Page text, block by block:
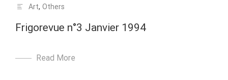
Art, Others
Frigorevue n°3 Janvier 1994
Read More